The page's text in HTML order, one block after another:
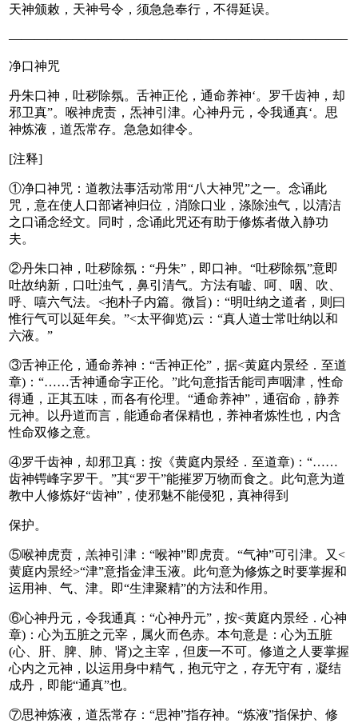
天神颁敕，天神号令，须急急奉行，不得延误。
——————————————————————————–
净口神咒
丹朱口神，吐秽除氛。舌神正伦，通命养神‘。罗千齿神，却
邪卫真”。喉神虎责，炁神引津。心神丹元，令我通真‘。思
神炼液，道炁常存。急急如律令。
[注释]
①净口神咒：道教法事活动常用“八大神咒”之一。念诵此
咒，意在使人口部诸神归位，消除口业，涤除浊气，以清洁
之口诵念经文。同时，念诵此咒还有助于修炼者做入静功
夫。
②丹朱口神，吐秽除氛：“丹朱”，即口神。“吐秽除氛”意即
吐故纳新，口吐浊气，鼻引清气。方法有嘘、呵、咽、吹、
呼、嘻六气法。<抱朴子内篇。微旨)：“明吐纳之道者，则曰
惟行气可以延年矣。”<太平御览)云：“真人道士常吐纳以和
六液。”
③舌神正伦，通命养神：“舌神正伦”，据<黄庭内景经．至道
章)：“……舌神通命字正伦。”此句意指舌能司声咽津，性命
得通，正其五味，而各有伦理。“通命养神”，通宿命，静养
元神。以丹道而言，能通命者保精也，养神者炼性也，内含
性命双修之意。
④罗千齿神，却邪卫真：按《黄庭内景经．至道章)：“……
齿神锷峰字罗干。”其“罗干”能摧罗万物而食之。此句意为道
教中人修炼好“齿神”，使邪魅不能侵犯，真神得到
保护。
⑤喉神虎贲，羔神引津：“喉神”即虎贲。“气神”可引津。又<
黄庭内景经>“津”意指金津玉液。此句意为修炼之时要掌握和
运用神、气、津。即“生津聚精”的方法和作用。
⑥心神丹元，令我通真：“心神丹元”，按<黄庭内景经．心神
章)：心为五脏之元宰，属火而色赤。本句意是：心为五脏
(心、肝、脾、肺、肾)之主宰，但废一不可。修道之人要掌握
心内之元神，以运用身中精气，抱元守之，存无守有，凝结
成丹，即能“通真”也。
⑦思神炼液，道炁常存：“思神”指存神。“炼液”指保护、修